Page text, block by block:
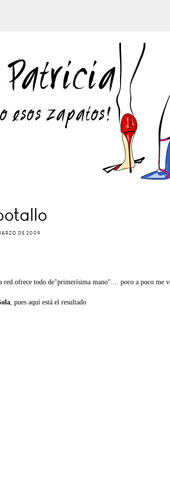
DE 2009
red ofrece todo de"primerísima mano".... poco a poco me
, pues aquí está el resultado